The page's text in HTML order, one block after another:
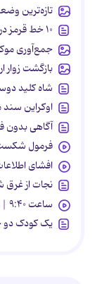
تازه‌ترین
۱۰ خط قرمز در دعوای همسران
جمع‌آوری
بازگشت زوار
شاه کلید
اوکراین سند
آگاهی بدون
فرمول
افشای
نجات از
ساعت ۹:۴۰ | چه میراثی از خود به جای گذاشت؟
یک کودک دو